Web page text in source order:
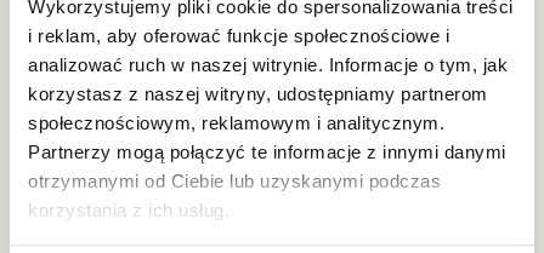
Wykorzystujemy pliki cookie do spersonalizowania treści
i reklam, aby oferować funkcje społecznościowe i
analizować ruch w naszej witrynie. Informacje o tym, jak
korzystasz z naszej witryny, udostępniamy partnerom
społecznościowym, reklamowym i analitycznym.
Partnerzy mogą połączyć te informacje z innymi danymi
otrzymanymi od Ciebie lub uzyskanymi podczas
korzystania z ich usług.
Dom Opieki „Samarytanin”
w Bielsku-Białej
ul. Bednarska 8 i 10